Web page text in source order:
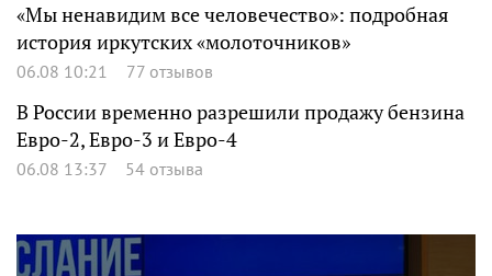
«Мы ненавидим все человечество»: подробная
история иркутских «молоточников»
06.08 10:21 77 отзывов
В России временно разрешили продажу бензина
Евро-2, Евро-3 и Евро-4
06.08 13:37 54 отзыва